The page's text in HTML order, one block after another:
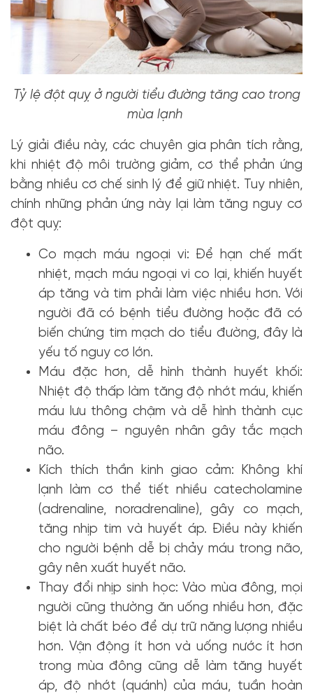
Tỷ lệ đột quỵ ở người tiểu đường tăng cao trong
mùa lạnh
Lý giải điều này, các chuyên gia phân tích rằng,
khi nhiệt độ môi trường giảm, cơ thể phản ứng
bằng nhiều cơ chế sinh lý để giữ nhiệt. Tuy nhiên,
chính những phản ứng này lại làm tăng nguy cơ
đột quỵ:
Co mạch máu ngoại vi: Để hạn chế mất
nhiệt, mạch máu ngoại vi co lại, khiến huyết
áp tăng và tim phải làm việc nhiều hơn. Với
người đã có bệnh tiểu đường hoặc đã có
biến chứng tim mạch do tiểu đường, đây là
yếu tố nguy cơ lớn.
Máu đặc hơn, dễ hình thành huyết khối:
Nhiệt độ thấp làm tăng độ nhớt máu, khiến
máu lưu thông chậm và dễ hình thành cục
máu đông – nguyên nhân gây tắc mạch
não.
Kích thích thần kinh giao cảm: Không khí
lạnh làm cơ thể tiết nhiều catecholamine
(adrenaline, noradrenaline), gây co mạch,
tăng nhịp tim và huyết áp. Điều này khiến
cho người bệnh dễ bị chảy máu trong não,
gây nên xuất huyết não.
Thay đổi nhịp sinh học: Vào mùa đông, mọi
người cũng thường ăn uống nhiều hơn, đặc
biệt là chất béo để dự trữ năng lượng nhiều
hơn. Vận động ít hơn và uống nước ít hơn
trong mùa đông cũng dễ làm tăng huyết
áp, độ nhớt (quánh) của máu, tuần hoàn